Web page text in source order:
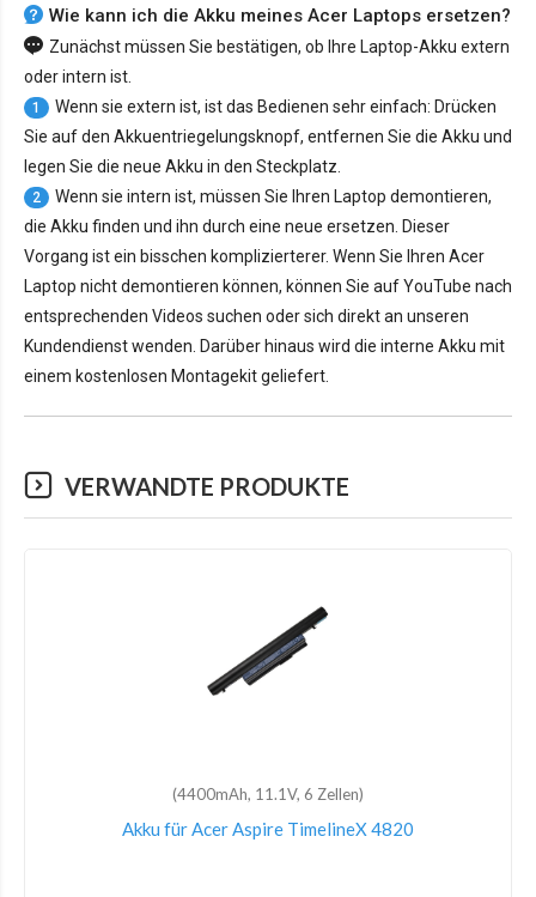
Wie kann ich die Akku meines Acer Laptops ersetzen?
Zunächst müssen Sie bestätigen, ob Ihre Laptop-Akku extern
oder intern ist.
1
Wenn sie extern ist, ist das Bedienen sehr einfach: Drücken
Sie auf den Akkuentriegelungsknopf, entfernen Sie die Akku und
legen Sie die neue Akku in den Steckplatz.
2
Wenn sie intern ist, müssen Sie Ihren Laptop demontieren,
die Akku finden und ihn durch eine neue ersetzen. Dieser
Vorgang ist ein bisschen komplizierterer. Wenn Sie Ihren Acer
Laptop nicht demontieren können, können Sie auf YouTube nach
entsprechenden Videos suchen oder sich direkt an unseren
Kundendienst wenden. Darüber hinaus wird die interne Akku mit
einem kostenlosen Montagekit geliefert.
VERWANDTE PRODUKTE
(48Wh, 15.2V, 4 Zellen)
Akku für Acer Aspire 5 A517-51G-332U